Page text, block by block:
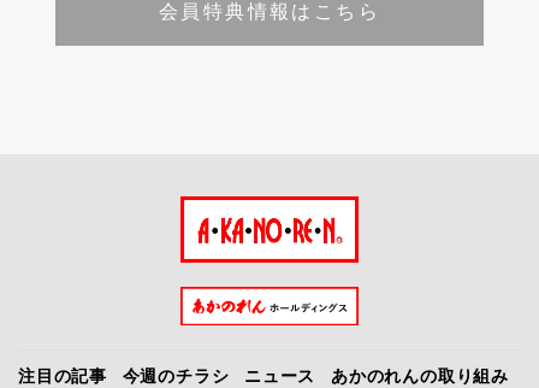
会員特典情報はこちら
注目の記事 今週のチラシ ニュース
あかのれんの取り組み